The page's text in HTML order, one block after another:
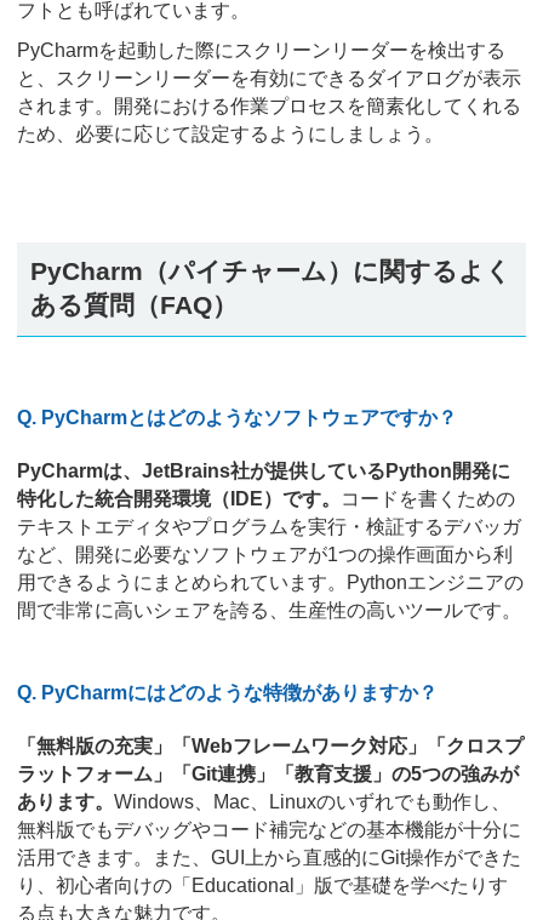
フトとも呼ばれています。
PyCharmを起動した際にスクリーンリーダーを検出する
と、スクリーンリーダーを有効にできるダイアログが表示
されます。開発における作業プロセスを簡素化してくれる
ため、必要に応じて設定するようにしましょう。
PyCharm（パイチャーム）に関するよく
ある質問（FAQ）
Q. PyCharmとはどのようなソフトウェアですか？
PyCharmは、JetBrains社が提供しているPython開発に
特化した統合開発環境（IDE）です。
コードを書くための
テキストエディタやプログラムを実行・検証するデバッガ
など、開発に必要なソフトウェアが1つの操作画面から利
用できるようにまとめられています。Pythonエンジニアの
間で非常に高いシェアを誇る、生産性の高いツールです。
Q. PyCharmにはどのような特徴がありますか？
「無料版の充実」「Webフレームワーク対応」「クロスプ
ラットフォーム」「Git連携」「教育支援」の5つの強みが
あります。 Windows、Mac、Linuxのいずれでも動作し、
無料版でもデバッグやコード補完などの基本機能が十分に
活用できます。また、GUI上から直感的にGit操作ができた
り、初心者向けの「Educational」版で基礎を学べたりす
る点も大きな魅力です。